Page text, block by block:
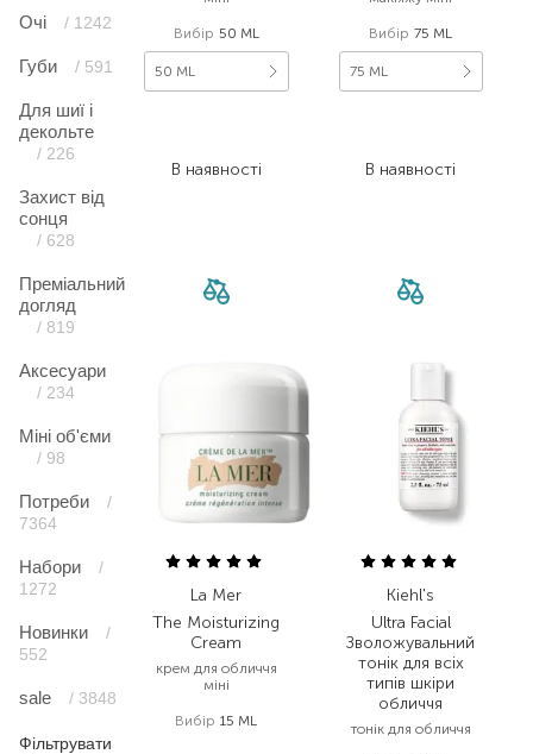
Очі / 1242
Губи / 591
Для шиї і
декольте
/ 226
Захист від
сонця
/ 628
Преміальний
догляд
/ 819
Аксесуари
/ 234
Міні об'єми
/ 98
Потреби
/
7364
Набори
/
1272
Новинки
/
552
sale / 3848
Фільтрувати
Вибір 50 ML
50 ML
В наявності
Вибір 75 ML
75 ML
В наявності
La Mer
The Moisturizing
Cream
крем для обличчя
міні
Вибір 15 ML
Kiehl's
Ultra Facial
Зволожувальний
тонік для всіх
типів шкіри
обличчя
тонік для обличчя